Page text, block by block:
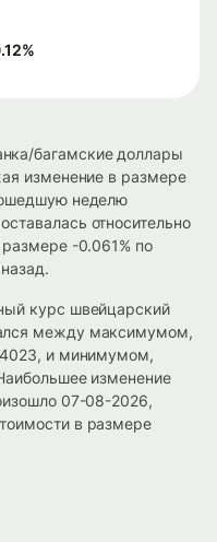
%
багамские доллары
изменение в размере
неделю
относительно
-0.061% по
курс швейцарский
между максимумом,
и минимумом,
изменение
07-08-2026,
в размере